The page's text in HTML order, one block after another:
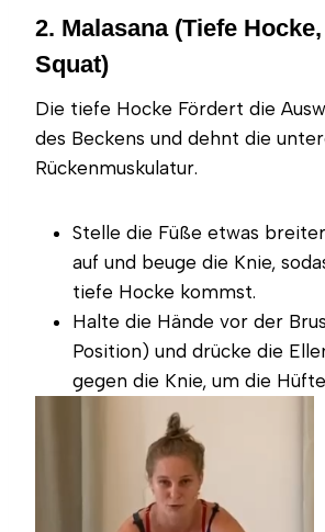
2. Malasana (Tiefe
Squat)
Die tiefe Hocke Fördert die
des Beckens und dehnt die
Rückenmuskulatur.
Stelle die Füße etwas
auf und beuge die Knie,
tiefe Hocke kommst.
Halte die Hände vor der
Position) und drücke die
gegen die Knie, um die